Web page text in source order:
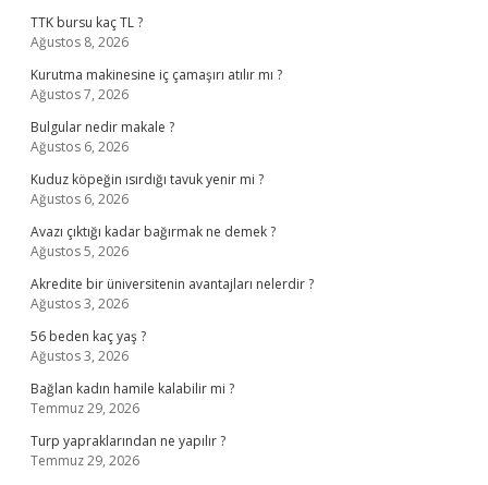
TTK bursu kaç TL ?
Ağustos 8, 2026
Kurutma makinesine iç çamaşırı atılır mı ?
Ağustos 7, 2026
Bulgular nedir makale ?
Ağustos 6, 2026
Kuduz köpeğin ısırdığı tavuk yenir mi ?
Ağustos 6, 2026
Avazı çıktığı kadar bağırmak ne demek ?
Ağustos 5, 2026
Akredite bir üniversitenin avantajları nelerdir ?
Ağustos 3, 2026
56 beden kaç yaş ?
Ağustos 3, 2026
Bağlan kadın hamile kalabilir mi ?
Temmuz 29, 2026
Turp yapraklarından ne yapılır ?
Temmuz 29, 2026